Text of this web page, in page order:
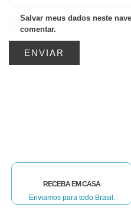
Salvar meus dados neste
comentar.
RECEBA EM CASA
Enviamos para todo Brasil.